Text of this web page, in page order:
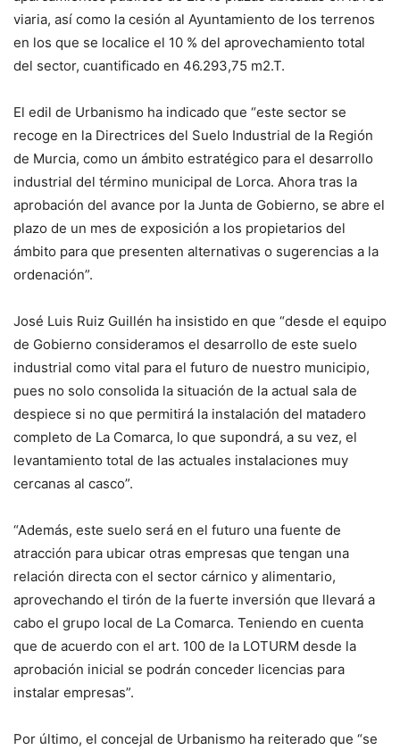
viaria, así como la cesión al Ayuntamiento de los terrenos
en los que se localice el 10 % del aprovechamiento total
del sector, cuantificado en 46.293,75 m2.T.
El edil de Urbanismo ha indicado que “este sector se
recoge en la Directrices del Suelo Industrial de la Región
de Murcia, como un ámbito estratégico para el desarrollo
industrial del término municipal de Lorca. Ahora tras la
aprobación del avance por la Junta de Gobierno, se abre el
plazo de un mes de exposición a los propietarios del
ámbito para que presenten alternativas o sugerencias a la
ordenación”.
José Luis Ruiz Guillén ha insistido en que “desde el equipo
de Gobierno consideramos el desarrollo de este suelo
industrial como vital para el futuro de nuestro municipio,
pues no solo consolida la situación de la actual sala de
despiece si no que permitirá la instalación del matadero
completo de La Comarca, lo que supondrá, a su vez, el
levantamiento total de las actuales instalaciones muy
cercanas al casco”.
“Además, este suelo será en el futuro una fuente de
atracción para ubicar otras empresas que tengan una
relación directa con el sector cárnico y alimentario,
aprovechando el tirón de la fuerte inversión que llevará a
cabo el grupo local de La Comarca. Teniendo en cuenta
que de acuerdo con el art. 100 de la LOTURM desde la
aprobación inicial se podrán conceder licencias para
instalar empresas”.
Por último, el concejal de Urbanismo ha reiterado que “se